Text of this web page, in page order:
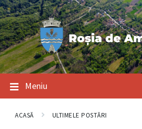
Salt
la
conținut
Salt
la
navigarea
principală
Salt
la
subsol
Meniu
ACASĂ ULTIMELE POSTĂRI